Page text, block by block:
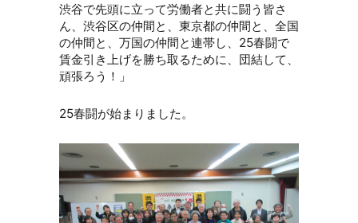
渋谷で先頭に立って労働者と共に闘う皆さ
ん、渋谷区の仲間と、東京都の仲間と、全国
の仲間と、万国の仲間と連帯し、25春闘で
賃金引き上げを勝ち取るために、団結して、
頑張ろう！」
25春闘が始まりました。